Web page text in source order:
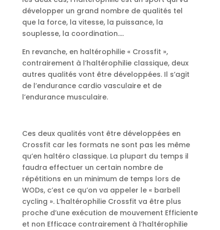
développer un grand nombre de qualités tel
que la force, la vitesse, la puissance, la
souplesse, la coordination….
En revanche, en haltérophilie « Crossfit »,
contrairement à l’haltérophilie classique, deux
autres qualités vont être développées. Il s’agit
de l’endurance cardio vasculaire et de
l’endurance musculaire.
Ces deux qualités vont être développées en
Crossfit car les formats ne sont pas les même
qu’en haltéro classique. La plupart du temps il
faudra effectuer un certain nombre de
répétitions en un minimum de temps lors de
WODs, c’est ce qu’on va appeler le « barbell
cycling ». L’haltérophilie Crossfit va être plus
proche d’une exécution de mouvement Efficiente
et non Efficace contrairement à l’haltérophilie